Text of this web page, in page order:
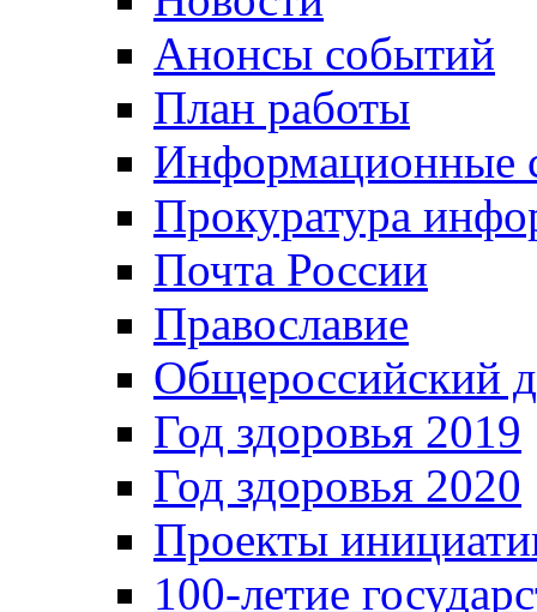
Анонсы событий
План работы
Информационные
Прокуратура
Почта России
Православие
Общероссийский
Год здоровья 2019
Год здоровья 2020
Проекты
100-летие